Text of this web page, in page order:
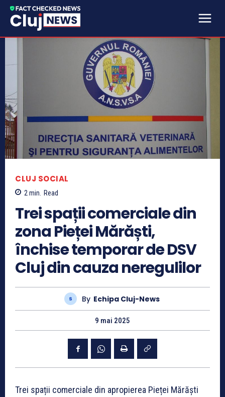
CLUJ SOCIAL
2 min. Read
Trei spații comerciale din
zona Pieței Mărăști,
închise temporar de DSV
Cluj din cauza neregulilor
By Echipa Cluj-News
9 mai 2025
Trei spații comerciale din apropierea Pieței Mărăști